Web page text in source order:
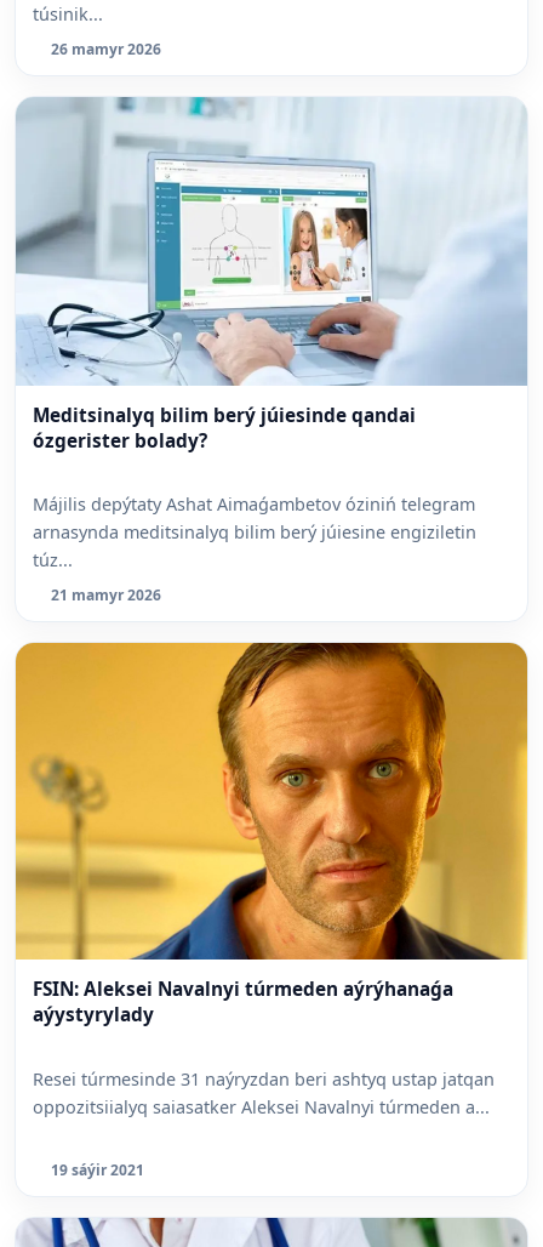
túsinik...
26 mamyr 2026
Meditsinalyq bilim berý júiesinde qandai
ózgerister bolady?
Májilis depýtaty Ashat Aimaǵambetov óziniń telegram
arnasynda meditsinalyq bilim berý júiesine engiziletin
túz...
21 mamyr 2026
FSIN: Aleksei Navalnyi túrmeden aýrýhanaǵa
aýystyrylady
Resei túrmesinde 31 naýryzdan beri ashtyq ustap jatqan
oppozitsiialyq saiasatker Aleksei Navalnyi túrmeden a...
19 sáýir 2021